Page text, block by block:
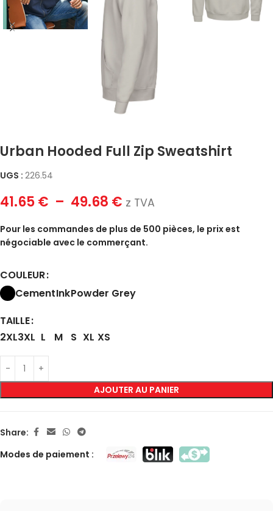
Urban Hooded Full Zip Sweatshirt
UGS : 226.54
41.65€ – 49.68 € z TVA
Pour les commandes de plus de 500 pièces, le prix est
négociable avec le commerçant.
COULEUR
CementInkPowder Grey
TAILLE
2XL3XL L M S XL XS
AJOUTER AU PANIER
Share:
Modes de paiement :